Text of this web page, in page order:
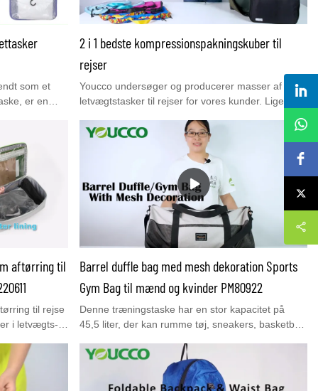
som et
er en
til brug
Disse tasker
måde.
2 i 1 bedste kompressionspakningskuber til
rejser
Youcco undersøger og producerer masser af
letvægtstasker til rejser for vores kunder. Ligesom
muleposer osv., er de lette og funktionelle. I denne
video vil du se en af ​​vores populære
kompressionspakningsterninger i denne video
aftørring til
til rejse
i letvægts-
en række
Barrel duffle bag med mesh dekoration Sports
Gym Bag til mænd og kvinder PM80922
Denne træningstaske har en stor kapacitet på
45,5 liter, der kan rumme tøj, sneakers, basketball
personer. Du kan bruge den som en
sportsgymnastiktaske, en håndbagagetaske, en
rejsetaske eller en dagligtaske, hvilket gør den